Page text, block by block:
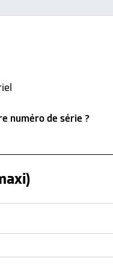
numéro de série ?